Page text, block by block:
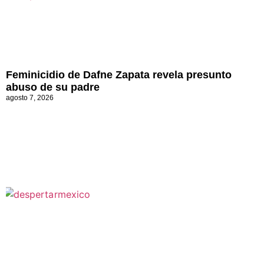
Feminicidio de Dafne Zapata revela presunto
abuso de su padre
agosto 7, 2026